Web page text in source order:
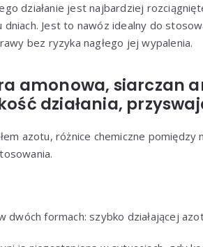
działanie jest najbardziej
Jest to nawóz idealny do
bez ryzyka nagłego jej wypalenia.
amonowa, siarczan
działania,
azotu, różnice chemiczne pomiędzy
dwóch formach: szybko działającej